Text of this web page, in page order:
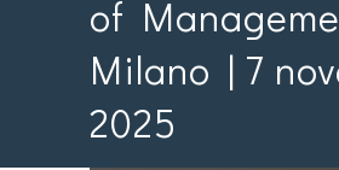
of
Milano | 7
2025